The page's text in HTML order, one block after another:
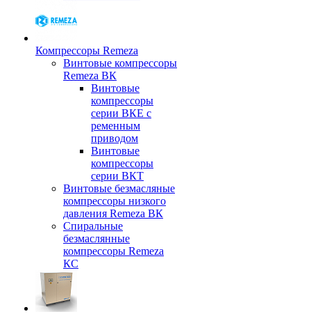
Компрессоры Remeza
Винтовые компрессоры
Remeza ВК
Винтовые
компрессоры
серии ВКЕ с
ременным
приводом
Винтовые
компрессоры
серии ВКТ
Винтовые безмасляные
компрессоры низкого
давления Remeza ВК
Спиральные
безмаслянные
компрессоры Remeza
КС